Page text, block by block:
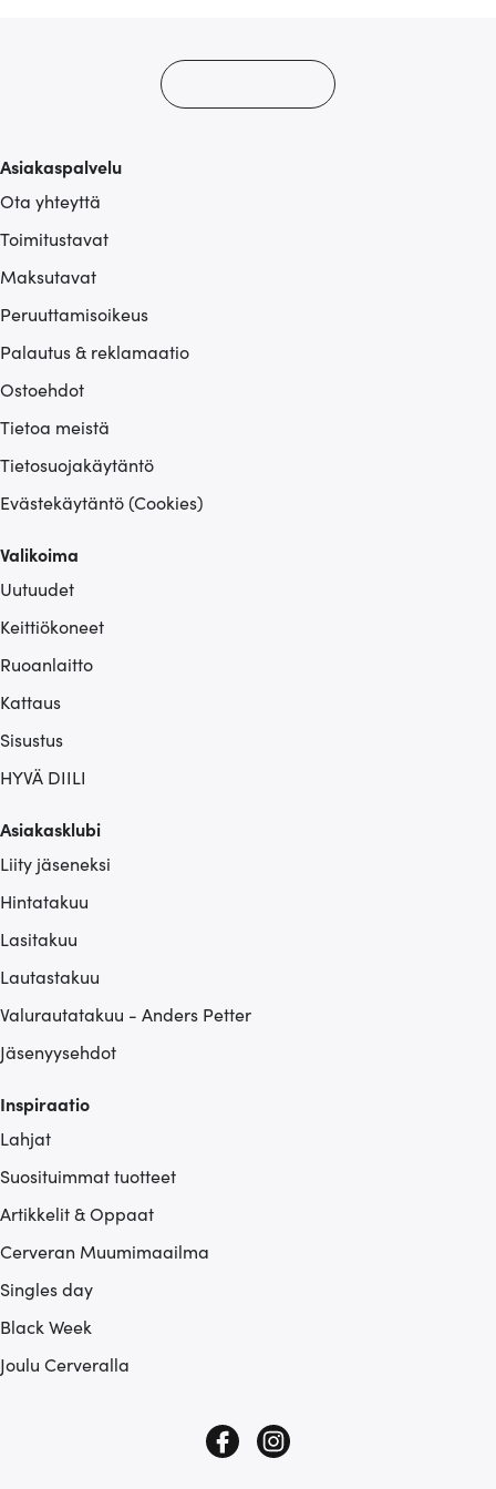
Asiakaspalvelu
Ota yhteyttä
Toimitustavat
Maksutavat
Peruuttamisoikeus
Palautus & reklamaatio
Ostoehdot
Tietoa meistä
Tietosuojakäytäntö
Evästekäytäntö (Cookies)
Valikoima
Uutuudet
Keittiökoneet
Ruoanlaitto
Kattaus
Sisustus
HYVÄ DIILI
Asiakasklubi
Liity jäseneksi
Hintatakuu
Lasitakuu
Lautastakuu
Valurautatakuu - Anders Petter
Jäsenyysehdot
Inspiraatio
Lahjat
Suosituimmat tuotteet
Artikkelit & Oppaat
Cerveran Muumimaailma
Singles day
Black Week
Joulu Cerveralla